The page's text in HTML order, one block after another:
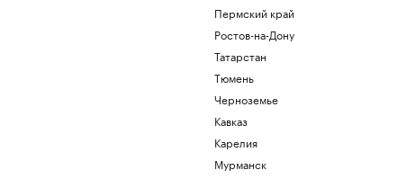
Как микробизнесу принимать оплату от
Пермский край
Ростов-на-Дону
Татарстан
Тюмень
Черноземье
Кавказ
Карелия
Мурманск